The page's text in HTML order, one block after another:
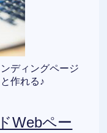
ディングページ
作れる♪
Webペー